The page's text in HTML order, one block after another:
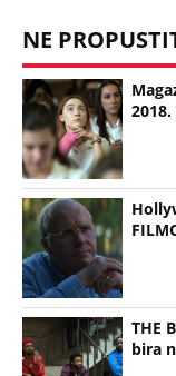
NE
THE
bira